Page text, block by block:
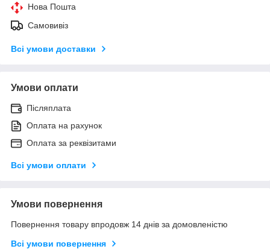
Нова Пошта
Самовивіз
Всі умови доставки
Умови оплати
Післяплата
Оплата на рахунок
Оплата за реквізитами
Всі умови оплати
Умови повернення
Повернення товару впродовж 14 днів за домовленістю
Всі умови повернення